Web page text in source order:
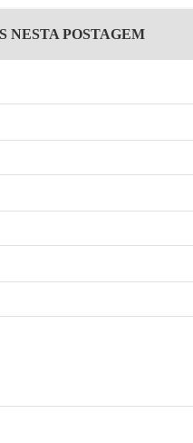
NESTA POSTAGEM